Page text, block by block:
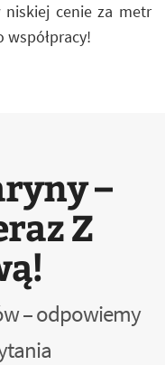
cenie za metr
współpracy!
–
Z
– odpowiemy